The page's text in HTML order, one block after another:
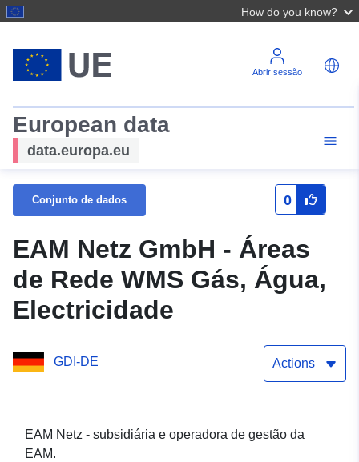
How do you know?
Abrir sessão
European data
data.europa.eu
Conjunto de dados 0
EAM Netz GmbH - Áreas
de Rede WMS Gás, Água,
Electricidade
GDI-DE Actions
EAM Netz - subsidiária e operadora de gestão da
EAM.